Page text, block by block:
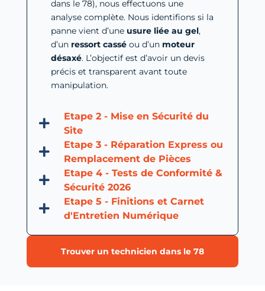
dans le 78), nous effectuons une
analyse complète. Nous identifions si la
panne vient d’une usure liée au gel,
d’un ressort casséou d’un moteur
désaxé. L’objectif est d’avoir un devis
précis et transparent avant toute
manipulation.
Etape 2 - Mise en Sécurité du
Site
Etape 3 - Réparation Express ou
Remplacement de Pièces
Etape 4 - Tests de Conformité &
Sécurité 2026
Etape 5 - Finitions et Carnet
d'Entretien Numérique
Trouver un technicien dans le 78